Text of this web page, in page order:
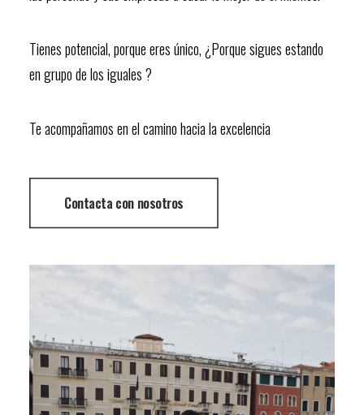
Tienes potencial, porque eres único, ¿Porque sigues estando
en grupo de los iguales ?
Te acompañamos en el camino hacia la excelencia
Contacta con nosotros